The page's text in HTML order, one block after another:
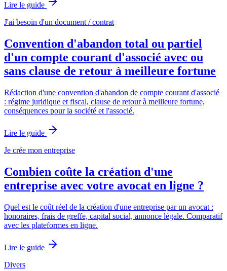
Lire le guide
J'ai besoin d'un document / contrat
Convention d'abandon total ou partiel
d'un compte courant d'associé avec ou
sans clause de retour à meilleure fortune
Rédaction d'une convention d'abandon de compte courant d'associé
: régime juridique et fiscal, clause de retour à meilleure fortune,
conséquences pour la société et l'associé.
Lire le guide
Je crée mon entreprise
Combien coûte la création d'une
entreprise avec votre avocat en ligne ?
Quel est le coût réel de la création d'une entreprise par un avocat :
honoraires, frais de greffe, capital social, annonce légale. Comparatif
avec les plateformes en ligne.
Lire le guide
Divers